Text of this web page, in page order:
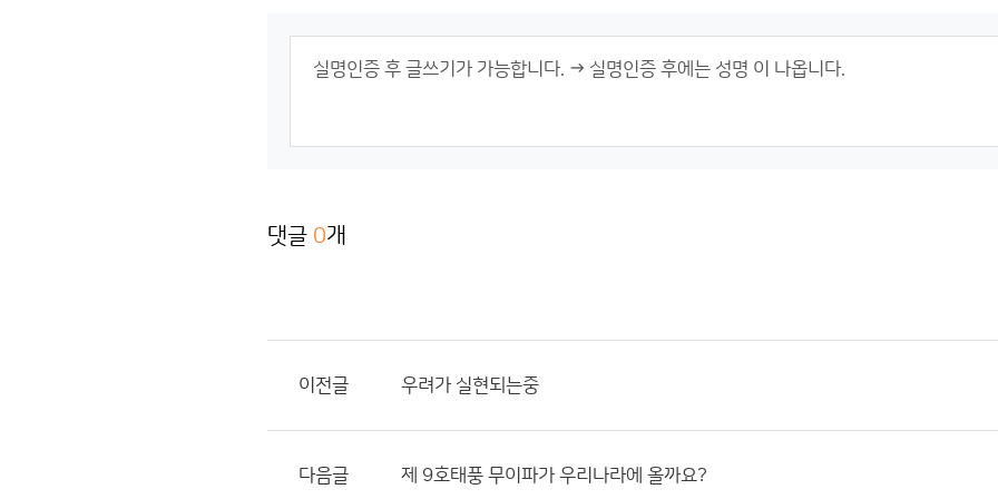
댓글 0개
이전글 우려가 실현되는중
다음글 제 9호태풍 무이파가 우리나라에 올까요?